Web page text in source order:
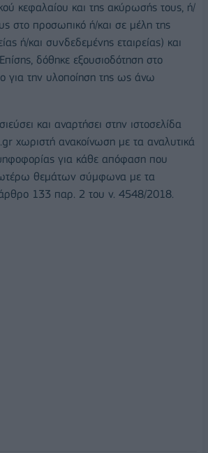
κεφαλαίου και της ακύρωσής τους, ή/
στο προσωπικό ή/και σε μέλη της
ή/και συνδεδεμένης εταιρείας) και
δόθηκε εξουσιοδότηση στο
για την υλοποίηση της ως άνω
και αναρτήσει στην ιστοσελίδα
χωριστή ανακοίνωση με τα αναλυτικά
για κάθε απόφαση που
θεμάτων σύμφωνα με τα
133 παρ. 2 του ν. 4548/2018.